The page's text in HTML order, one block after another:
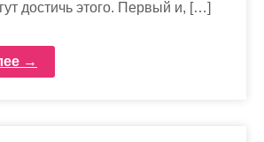
достичь этого. Первый и, […]
→